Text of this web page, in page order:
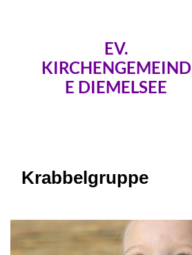
EV.
KIRCHENGEMEIND
E DIEMELSEE
Krabbelgruppe